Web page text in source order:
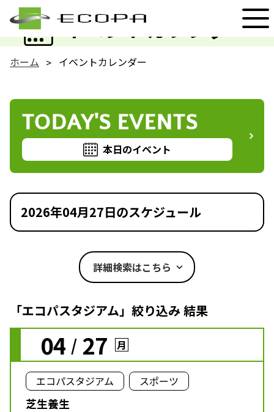
イベントカレンダー
EVENT
ホーム イベントカレンダー
TODAY'S EVENTS
本日のイベント
2026年04月27日のスケジュール
詳細検索はこちら
「エコパスタジアム」絞り込み 結果
04 / 27 月
エコパスタジアム スポーツ
芝生養生